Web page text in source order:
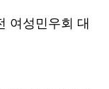
여성민우회 대